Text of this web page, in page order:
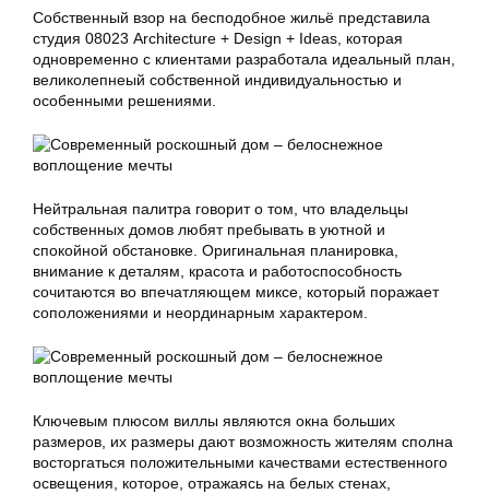
Собственный взор на бесподобное жильё представила
студия 08023 Architecture + Design + Ideas, которая
одновременно с клиентами разработала идеальный план,
великолепнеый собственной индивидуальностью и
особенными решениями.
Нейтральная палитра говорит о том, что владельцы
собственных домов любят пребывать в уютной и
спокойной обстановке. Оригинальная планировка,
внимание к деталям, красота и работоспособность
сочитаются во впечатляющем миксе, который поражает
соположениями и неординарным характером.
Ключевым плюсом виллы являются окна больших
размеров, их размеры дают возможность жителям сполна
восторгаться положительными качествами естественного
освещения, которое, отражаясь на белых стенах,